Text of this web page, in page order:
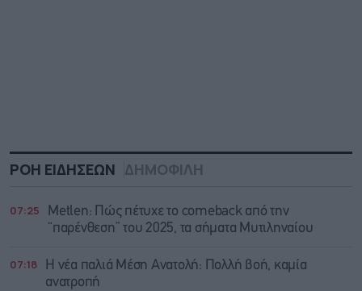
ΡΟΗ ΕΙΔΗΣΕΩΝ ΔΗΜΟΦΙΛΗ
07:25
Metlen: Πώς πέτυχε το comeback από την
“παρένθεση” του 2025, τα σήματα Μυτιληναίου
07:18
Η νέα παλιά Μέση Ανατολή: Πολλή βοή, καμία
ανατροπή